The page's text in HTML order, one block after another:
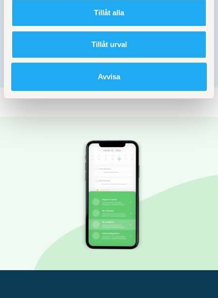
Tillåt alla
Tillåt urval
Avvisa
Tidsbokning
Om förskolan eller fritidshemmet
avhänder Tempus för att boka
utvecklingssamtal kommer du här få